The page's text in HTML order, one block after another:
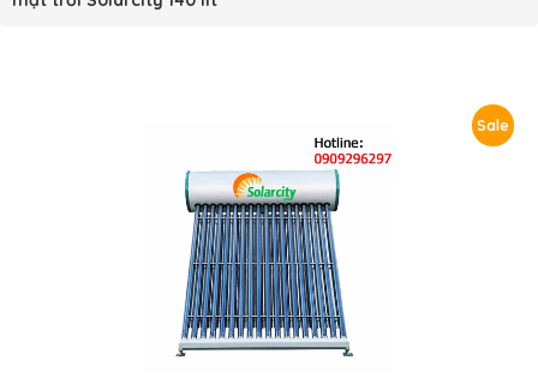
Sale